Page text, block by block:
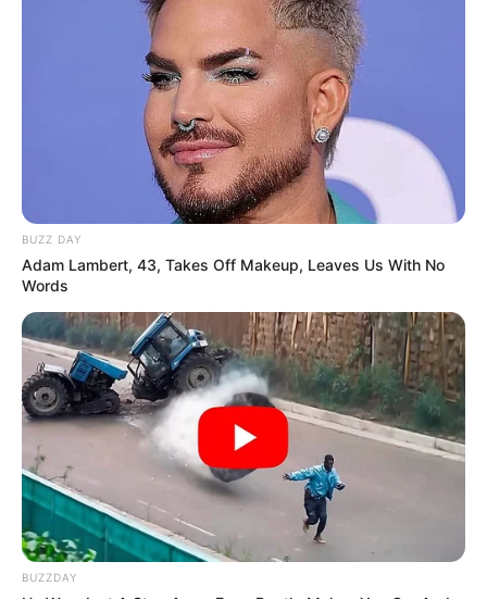
BUZZ DAY
Adam Lambert, 43, Takes Off Makeup, Leaves Us With No
Words
BUZZDAY